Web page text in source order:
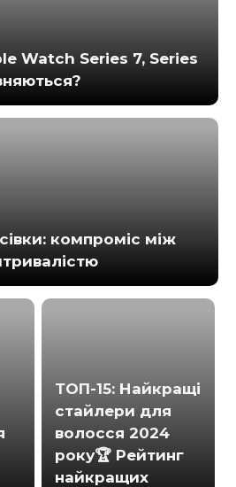
Watch Series 7, Series
компроміс між
ТОП-15: Найкращі
стайлери для
волосся 2024
року🏆 Рейтинг
найкращих